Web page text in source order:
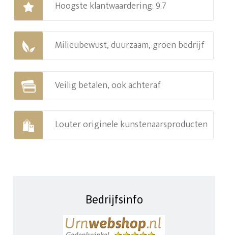
Hoogste klantwaardering: 9.7
Milieubewust, duurzaam, groen bedrijf
Veilig betalen, ook achteraf
Louter originele kunstenaarsproducten
Bedrijfsinfo